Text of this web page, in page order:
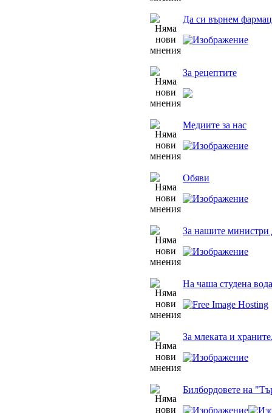
Да си върнем
За рецептите
Медиите за нас
Обяви
За нашите министри
На чаша студена вода
За млеката и
Билбордовете на